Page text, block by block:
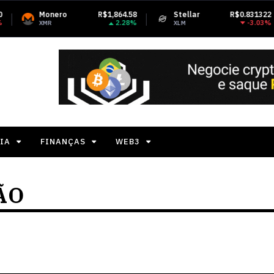
R$1,864.58 Stellar R$0.831322
XLM USDT
FINANÇAS WEB3